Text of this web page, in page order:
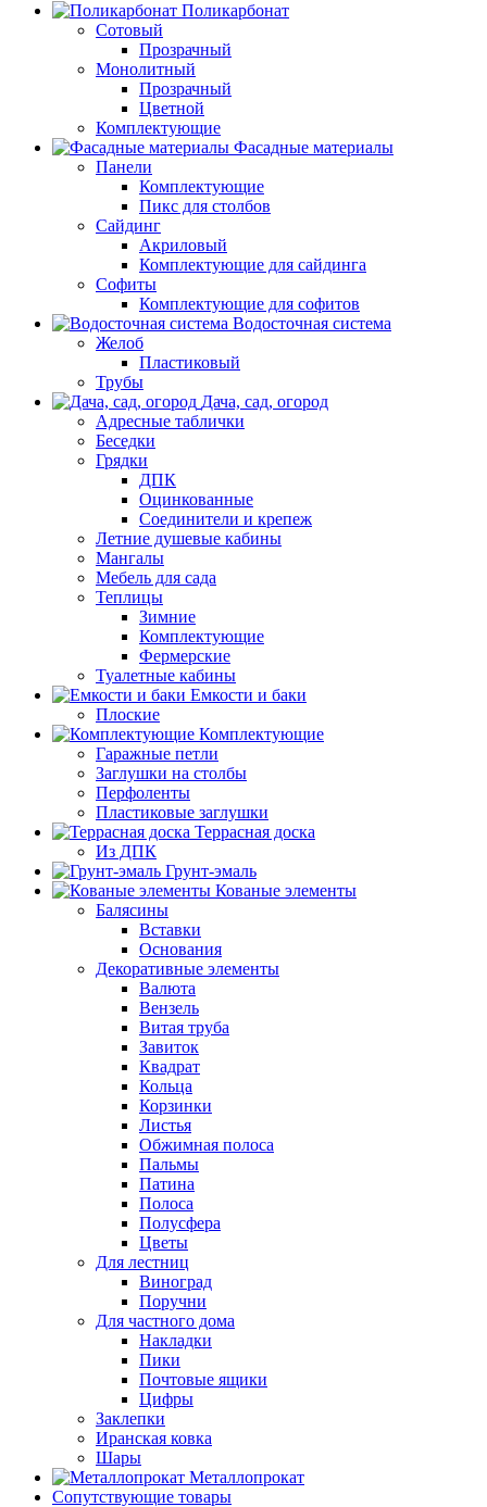
Поликарбонат
Сотовый
Прозрачный
Монолитный
Прозрачный
Цветной
Комплектующие
Фасадные материалы
Панели
Комплектующие
Пикс для столбов
Сайдинг
Акриловый
Комплектующие для сайдинга
Софиты
Комплектующие для софитов
Водосточная система
Желоб
Пластиковый
Трубы
Дача, сад, огород
Адресные таблички
Беседки
Грядки
ДПК
Оцинкованные
Соединители и крепеж
Летние душевые кабины
Мангалы
Мебель для сада
Теплицы
Зимние
Комплектующие
Фермерские
Туалетные кабины
Емкости и баки
Плоские
Комплектующие
Гаражные петли
Заглушки на столбы
Перфоленты
Пластиковые заглушки
Террасная доска
Из ДПК
Грунт-эмаль
Кованые элементы
Балясины
Вставки
Основания
Декоративные элементы
Валюта
Вензель
Витая труба
Завиток
Квадрат
Кольца
Корзинки
Листья
Обжимная полоса
Пальмы
Патина
Полоса
Полусфера
Цветы
Для лестниц
Виноград
Поручни
Для частного дома
Накладки
Пики
Почтовые ящики
Цифры
Заклепки
Иранская ковка
Шары
Металлопрокат
Сопутствующие товары